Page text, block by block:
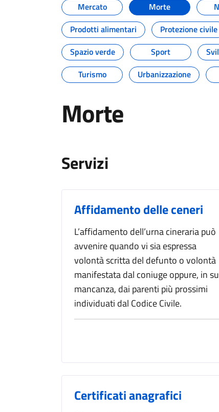
Mercato
Morte
Prodotti alimentari
Protezione civile
Spazio verde
Sport
Turismo
Urbanizzazione
Morte
Servizi
Affidamento delle ceneri
L’affidamento dell’urna cineraria può
avvenire quando vi sia espressa
volontà scritta del defunto o volontà
manifestata dal coniuge oppure, in
mancanza, dai parenti più prossimi
individuati dal Codice Civile.
Certificati anagrafici